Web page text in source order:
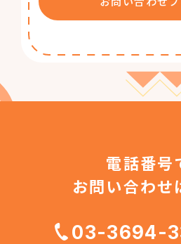
電話番号
お問い合わせ
03-3694-